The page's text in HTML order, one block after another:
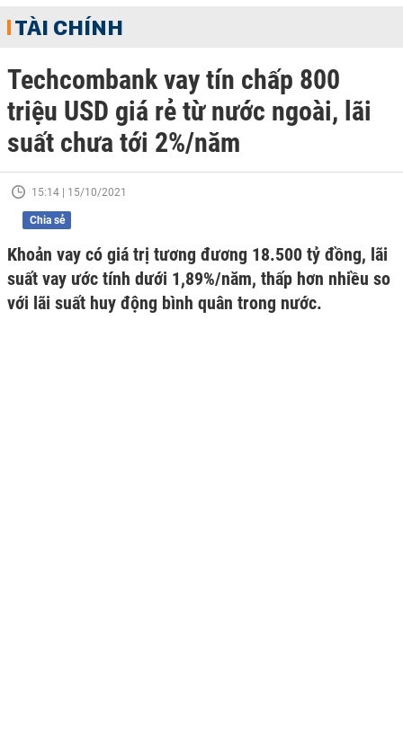
TÀI CHÍNH
Techcombank vay tín chấp 800
triệu USD giá rẻ từ nước ngoài, lãi
suất chưa tới 2%/năm
15:14 | 15/10/2021
Chia sẻ
Khoản vay có giá trị tương đương 18.500 tỷ đồng, lãi
suất vay ước tính dưới 1,89%/năm, thấp hơn nhiều so
với lãi suất huy động bình quân trong nước.